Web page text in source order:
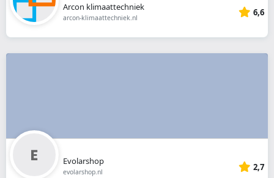
Arcon klimaattechniek
arcon-klimaattechniek.nl 6,6
Evolarshop
evolarshop.nl 2,7